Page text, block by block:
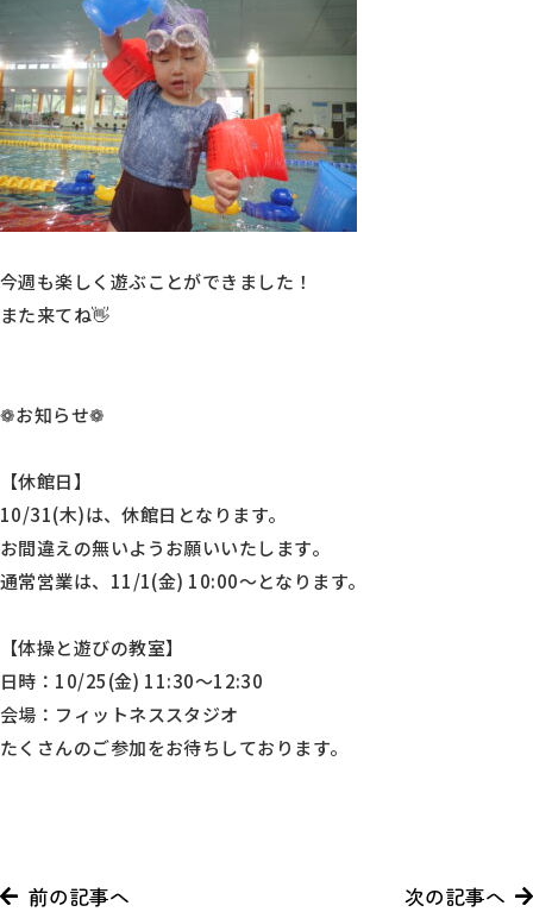
今週も楽しく遊ぶことができました！
また来てね👋
❁お知らせ❁
【休館日】
10/31(木)は、休館日となります。
お間違えの無いようお願いいたします。
通常営業は、11/1(金) 10:00～となります。
【体操と遊びの教室】
日時：10/25(金) 11:30～12:30
会場：フィットネススタジオ
たくさんのご参加をお待ちしております。
前の記事へ 次の記事へ